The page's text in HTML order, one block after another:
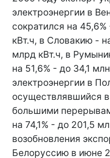
электроэнергии в
сократился на
кВт.ч, в Словакию -
млрд кВт.ч, в
на 51,6% - до 34,1
электроэнергии в
осуществлявшийся
большими
на 74,1% - до 201,5
возобновления
Белоруссию в июне